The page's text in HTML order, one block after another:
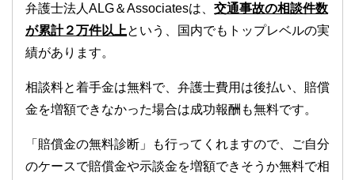
弁護士法人ALG＆Associatesは、 交通事故の相談件数
が累計２万件以上という、国内でもトップレベルの実
績があります。
相談料と着手金は無料で、弁護士費用は後払い、賠償
金を増額できなかった場合は成功報酬も無料です。
「賠償金の無料診断」も行ってくれますので、ご自分
のケースで賠償金や示談金を増額できそうか無料で相